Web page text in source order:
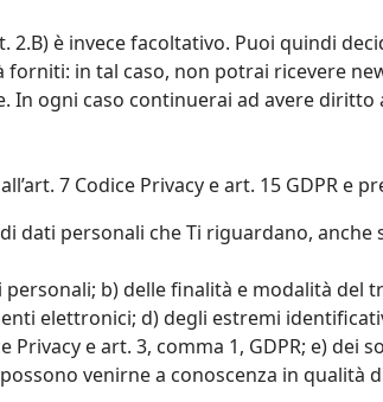
2.B) è invece facoltativo. Puoi quindi
in tal caso, non potrai ricevere
ogni caso continuerai ad avere diritto
7 Codice Privacy e art. 15 GDPR e
dati personali che Ti riguardano,
b) delle finalità e modalità del
elettronici; d) degli estremi
Privacy e art. 3, comma 1, GDPR; e)
venirne a conoscenza in